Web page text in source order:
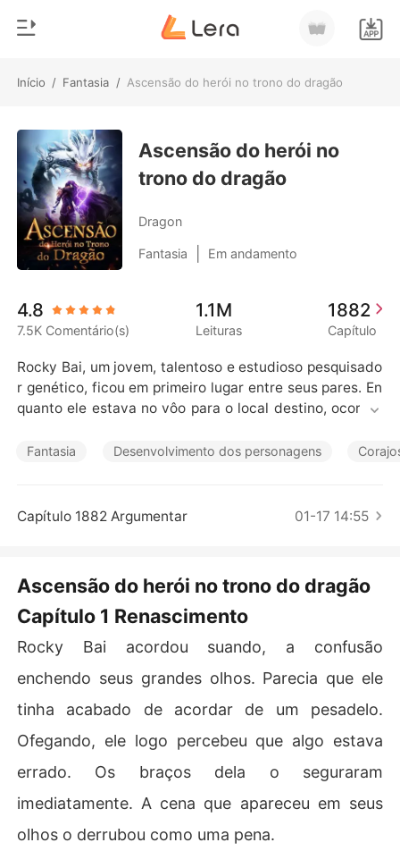
Início / Fantasia / Ascensão do herói no trono do dragão
Loja
Histórico
Sair
Baixar App
Gênero
Moderno
Lobisomem
Contos
Bilionários
Contos Curtos
Ascensão do herói no
trono do dragão
Dragon
Fantasia Em andamento
4.8
7.5K Comentário(s)
1.1M
Leituras
1882
Capítulo
Rocky Bai, um jovem, talentoso e estudioso pesquisado
r genético, ficou em primeiro lugar entre seus pares. En
quanto ele estava no vôo para o local destino, ocorreu
Rocky Bai renasce!
té mesmo trazer pessoas de volta da morte.
mais um inútil, mas um ambicioso mestre em artes mar
ciais e manipulador de espíritos da sua geração.
Vamos participar da aventura deles!
Fantasia Desenvolvimento dos personagens
Capítulo 1882 Argumentar 01-17 14:55
Ascensão do herói no trono do dragão
Capítulo 1 Renascimento
Rocky Bai acordou suando, a confusão
enchendo seus grandes olhos. Parecia que ele
tinha acabado de acordar de um pesadelo.
Ofegando, ele logo percebeu que algo estava
errado. Os braços dela o seguraram
imediatamente. A cena que apareceu em seus
olhos o derrubou como uma pena.